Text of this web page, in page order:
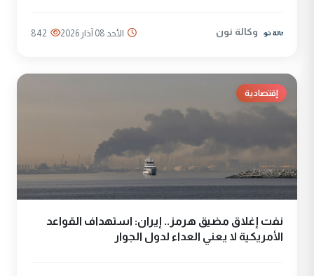
وكالة نون الأحد 08 آذار 2026 842
إقتصادية
نفت إغلاق مضيق هرمز.. إيران: استهداف القواعد
الأمريكية لا يعني العداء لدول الجوار